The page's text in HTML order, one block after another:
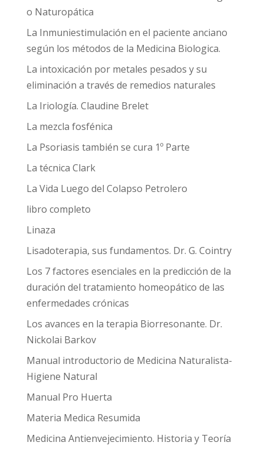
o Naturopática
La Inmuniestimulación en el paciente anciano
según los métodos de la Medicina Biologica.
La intoxicación por metales pesados y su
eliminación a través de remedios naturales
La Iriología. Claudine Brelet
La mezcla fosfénica
La Psoriasis también se cura 1º Parte
La técnica Clark
La Vida Luego del Colapso Petrolero
libro completo
Linaza
Lisadoterapia, sus fundamentos. Dr. G. Cointry
Los 7 factores esenciales en la predicción de la
duración del tratamiento homeopático de las
enfermedades crónicas
Los avances en la terapia Biorresonante. Dr.
Nickolai Barkov
Manual introductorio de Medicina Naturalista-
Higiene Natural
Manual Pro Huerta
Materia Medica Resumida
Medicina Antienvejecimiento. Historia y Teoría